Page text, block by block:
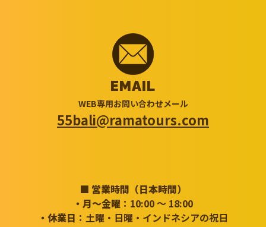
EMAIL
WEB専用お問い合わせメール
55bali@ramatours.com
■ 営業時間（日本時間）
・月～金曜 ：10:00 ～ 18:00
・休業日 ：土曜・日曜・インドネシアの祝日